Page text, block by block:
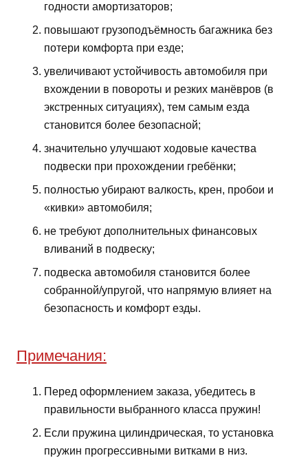
годности амортизаторов;
повышают грузоподъёмность багажника без
потери комфорта при езде;
увеличивают устойчивость автомобиля при
вхождении в повороты и резких манёвров (в
экстренных ситуациях), тем самым езда
становится более безопасной;
значительно улучшают ходовые качества
подвески при прохождении гребёнки;
полностью убирают валкость, крен, пробои и
«кивки» автомобиля;
не требуют дополнительных финансовых
вливаний в подвеску;
подвеска автомобиля становится более
собранной/упругой, что напрямую влияет на
безопасность и комфорт езды.
Примечания:
Перед оформлением заказа, убедитесь в
правильности выбранного класса пружин!
Если пружина цилиндрическая, то установка
пружин прогрессивными витками в низ.